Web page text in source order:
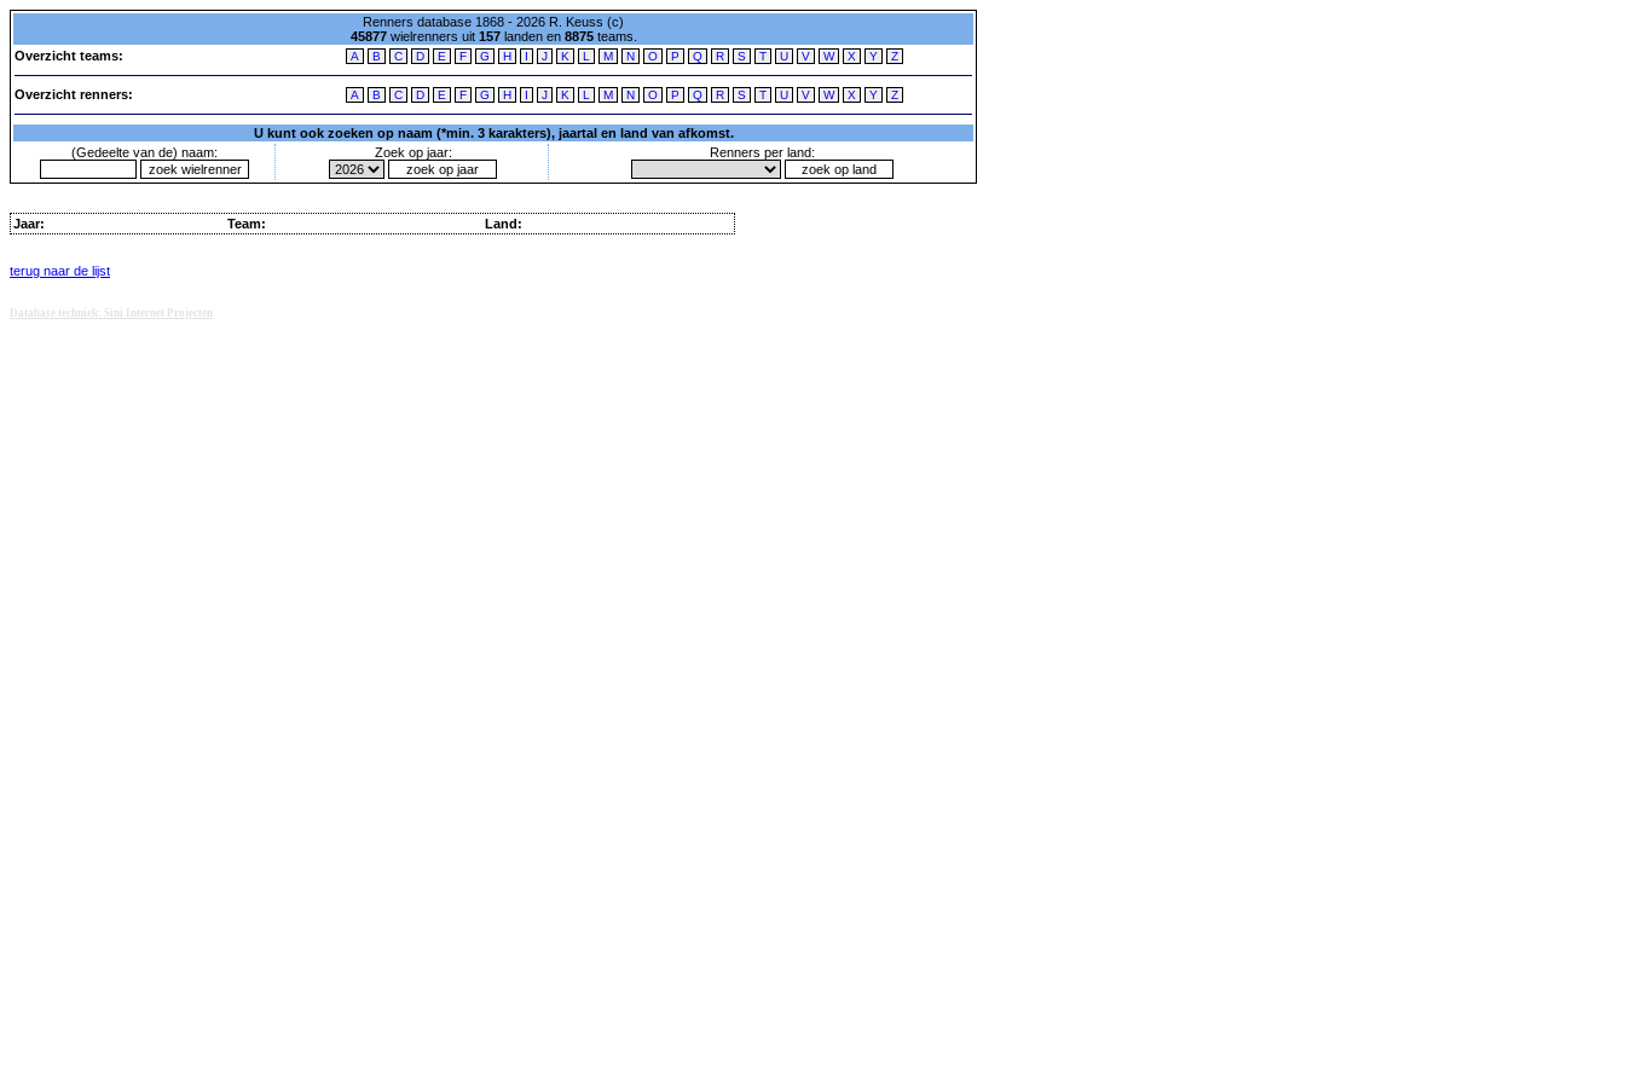
Renners database 1868 - 2026 R. Keuss (c)
45877wielrenners uit 157landen en 8875teams.
Overzicht teams:
A B C D E F G H I J K L M N O P Q R S T U V W X Y Z
Overzicht renners: A B C D E F G H I J K L M N O P Q R S T U V W X Y Z
U kunt ook zoeken op naam (*min. 3 karakters), jaartal en land van afkomst.
(Gedeelte van de) naam:
Zoek op jaar: Renners per land:
Jaar: Team: Land:
terug naar de lijst
Database techniek: Sini Internet Projecten